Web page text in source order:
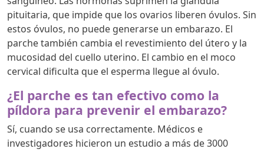
pituitaria, que impide que los ovarios liberen óvulos. Sin
estos óvulos, no puede generarse un embarazo. El
parche también cambia el revestimiento del útero y la
mucosidad del cuello uterino. El cambio en el moco
cervical dificulta que el esperma llegue al óvulo.
¿El parche es tan efectivo como la
píldora para prevenir el embarazo?
Sí, cuando se usa correctamente. Médicos e
investigadores hicieron un estudio a más de 3000